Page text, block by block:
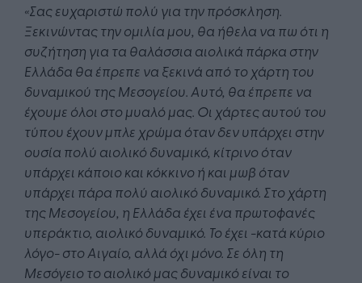
«Σας ευχαριστώ πολύ για την πρόσκληση.
Ξεκινώντας την ομιλία μου, θα ήθελα να πω ότι η
συζήτηση για τα θαλάσσια αιολικά πάρκα στην
Ελλάδα θα έπρεπε να ξεκινά από το χάρτη του
δυναμικού της Μεσογείου. Αυτό, θα έπρεπε να
έχουμε όλοι στο μυαλό μας. Οι χάρτες αυτού του
τύπου έχουν μπλε χρώμα όταν δεν υπάρχει στην
ουσία πολύ αιολικό δυναμικό, κίτρινο όταν
υπάρχει κάποιο και κόκκινο ή και μωβ όταν
υπάρχει πάρα πολύ αιολικό δυναμικό. Στο χάρτη
της Μεσογείου, η Ελλάδα έχει ένα πρωτοφανές
υπεράκτιο, αιολικό δυναμικό. Το έχει -κατά κύριο
λόγο- στο Αιγαίο, αλλά όχι μόνο. Σε όλη τη
Μεσόγειο το αιολικό μας δυναμικό είναι το